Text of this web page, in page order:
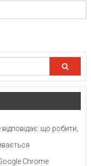
що робити,
Chrome